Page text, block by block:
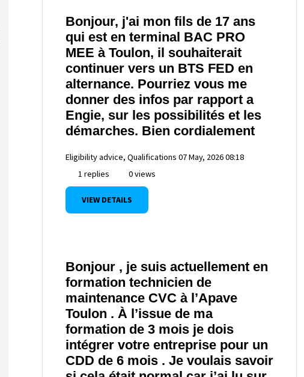
Bonjour, j'ai mon fils de 17 ans
qui est en terminal BAC PRO
MEE à Toulon, il souhaiterait
continuer vers un BTS FED en
alternance. Pourriez vous me
donner des infos par rapport a
Engie, sur les possibilités et les
démarches. Bien cordialement
Eligibility advice, Qualifications 07 May, 2026 08:18
1 replies
0 views
VIEW DETAILS
Bonjour , je suis actuellement en
formation technicien de
maintenance CVC à l’Apave
Toulon . À l’issue de ma
formation de 3 mois je dois
intégrer votre entreprise pour un
CDD de 6 mois . Je voulais savoir